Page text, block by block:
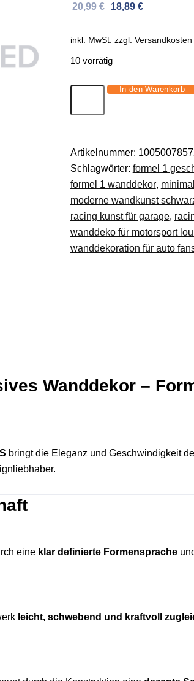
Ursprünglicher
war:
20,99 €
Aktueller
ist:
18,89 €
inkl. MwSt. zzgl. Versandkosten
10 vorrätig
Wanddeko
aus
Metall
im
Retro-
Look
Eisen
DE.
In den Warenkorb
Artikelnummer:
Schlagwörter: formel 1
formel 1 wanddekor,
moderne wandkunst
racing kunst für garage,
wanddeko für motorsport
wanddekoration für auto
Wanddekor –
bringt die Eleganz und Geschwindigkeit
eine klar definierte Formensprache
leicht, schwebend und kraftvoll